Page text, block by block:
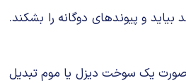
و پیوندهای دوگانه را بشکند.
صورت یک سوخت دیزل یا موم تبدیل